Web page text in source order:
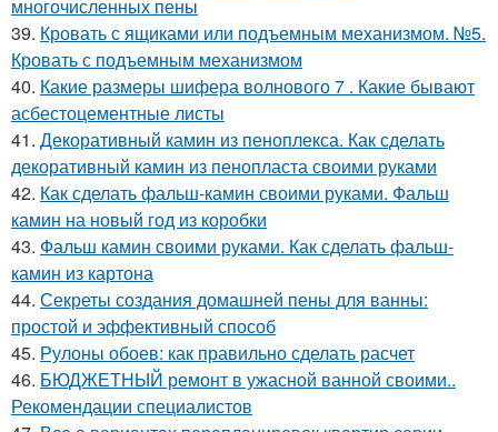
многочисленных пены
39. Кровать с ящиками или подъемным механизмом. №5.
Кровать с подъемным механизмом
40. Какие размеры шифера волнового 7 . Какие бывают
асбестоцементные листы
41. Декоративный камин из пеноплекса. Как сделать
декоративный камин из пенопласта своими руками
42. Как сделать фальш-камин своими руками. Фальш
камин на новый год из коробки
43. Фальш камин своими руками. Как сделать фальш-
камин из картона
44. Секреты создания домашней пены для ванны:
простой и эффективный способ
45. Рулоны обоев: как правильно сделать расчет
46. БЮДЖЕТНЫЙ ремонт в ужасной ванной своими..
Рекомендации специалистов